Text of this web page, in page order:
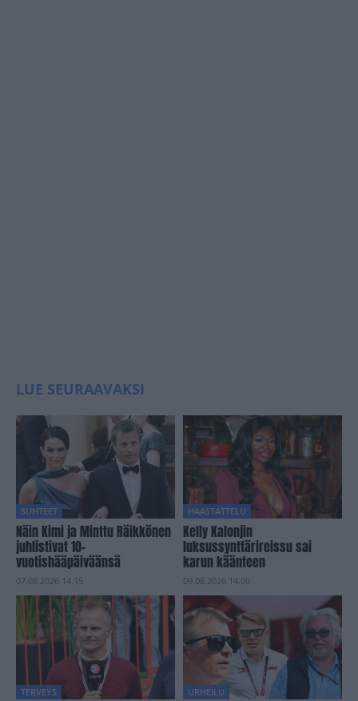
LUE SEURAAVAKSI
SUHTEET
Näin Kimi ja Minttu Räikkönen
juhlistivat 10-
vuotishääpäiväänsä
07.08.2026 14.15
HAASTATTELU
Kelly Kalonjin
luksussynttärireissu sai
karun käänteen
09.06.2026 14.00
TERVEYS URHEILU